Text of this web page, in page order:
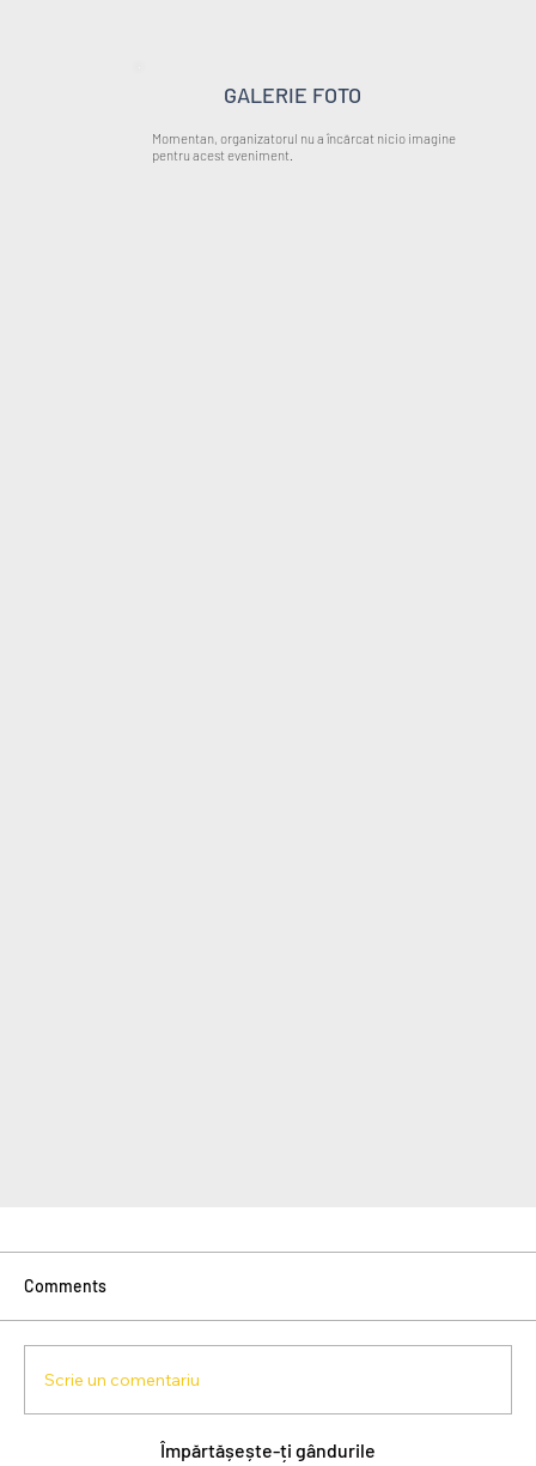
GALERIE FOTO
Momentan, organizatorul nu a încărcat nicio imagine
pentru acest eveniment.
Comments
Scrie un comentariu
Împărtășește-ți gândurile